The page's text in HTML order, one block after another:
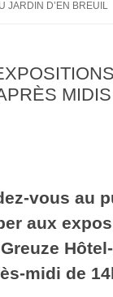
FEUILLE
2019
FEUILLE
JARDIN D’EN BREUIL
vous au
aux
midi de